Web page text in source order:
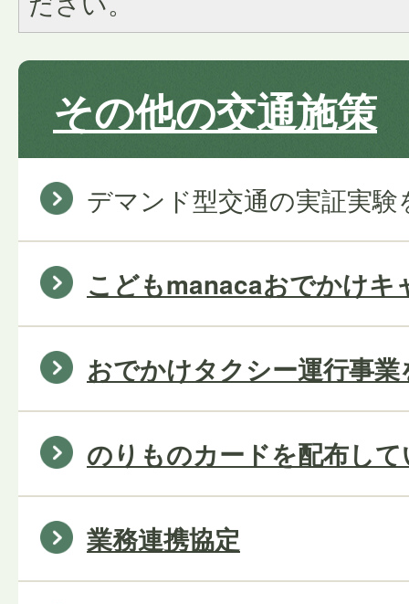
その他の交通施策
デマンド型交通の実証実
こどもmanacaおでかけキ
おでかけタクシー運行事
のりものカードを配布し
業務連携協定